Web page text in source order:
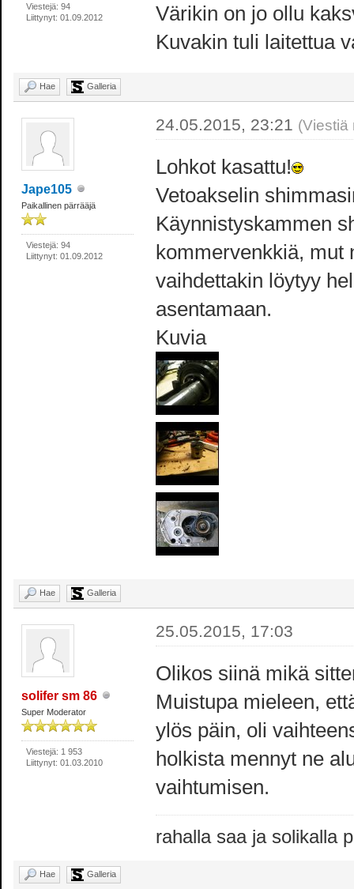
Viestejä: 94
Liittynyt: 01.09.2012
Värikin on jo ollu
Kuvakin tuli laitettua
Hae Galleria
Jape105
Paikallinen pärrääjä
Viestejä: 94
Liittynyt: 01.09.2012
24.05.2015, 23:21 (Viestiä
Lohkot kasattu!
Vetoakselin
Käynnistyskammen
kommervenkkiä, mut
vaihdettakin löytyy
asentamaan.
Kuvia
Hae Galleria
solifer sm 86
Super Moderator
Viestejä: 1 953
Liittynyt: 01.03.2010
25.05.2015, 17:03
Olikos siinä mikä
Muistupa mieleen,
ylös päin, oli
holkista mennyt ne
vaihtumisen.
rahalla saa ja solikalla
Hae Galleria